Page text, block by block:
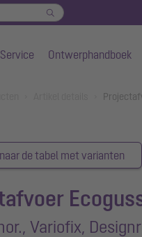
Service Ontwerphandboek
de tabel met varianten
Variofix,